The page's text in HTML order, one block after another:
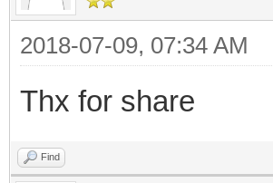
2018-07-09, 07:34 AM
Thx for share
Find